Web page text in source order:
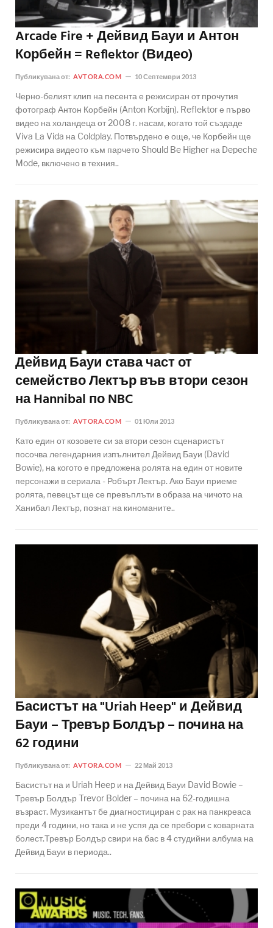
Arcade Fire + Дейвид Бауи и Антон
Корбейн = Reflektor (Видео)
Публикувана от: AVTORA.COM 10 Септември 2013
Черно-белият клип на песента е режисиран от прочутия
фотограф Антон Корбейн (Anton Korbijn). Reflektor е първо
видео на холандеца от 2008 г. насам, когато той създаде
Viva La Vida на Coldplay. Потвърдено е още, че Корбейн ще
режисира видеото към парчето Should Be Higher на Depeche
Mode, включено в техния..
Дейвид Бауи става част от
семейство Лектър във втори сезон
на Hannibal по NBC
Публикувана от: AVTORA.COM 01 Юли 2013
Като един от козовете си за втори сезон сценаристът
посочва легендарния изпълнител Дейвид Бауи (David
Bowie), на когото е предложена ролята на един от новите
персонажи в сериала - Робърт Лектър. Ако Бауи приеме
ролята, певецът ще се превъплъти в образа на чичото на
Ханибал Лектър, познат на киноманите..
Басистът на "Uriah Heep" и Дейвид
Бауи – Тревър Болдър – почина на
62 години
Публикувана от: AVTORA.COM 22 Май 2013
Басистът на и Uriah Heep и на Дейвид Бауи David Bowie –
Тревър Болдър Trevor Bolder – почина на 62-годишна
възраст. Музикантът бе диагностициран с рак на панкреаса
преди 4 години, но така и не успя да се пребори с коварната
болест.Тревър Болдър свири на бас в 4 студийни албума на
Дейвид Бауи в периода..